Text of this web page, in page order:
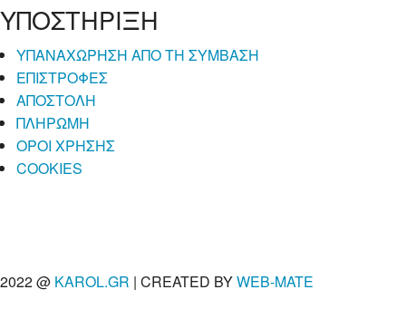
ΥΠΟΣΤΗΡΙΞΗ
ΥΠΑΝΑΧΩΡΗΣΗ ΑΠΟ ΤΗ ΣΥΜΒΑΣΗ
ΕΠΙΣΤΡΟΦΕΣ
ΑΠΟΣΤΟΛΗ
ΠΛΗΡΩΜΗ
ΟΡΟΙ ΧΡΗΣΗΣ
COOKIES
2022 @ KAROL.GR | CREATED BYWEB-MATE